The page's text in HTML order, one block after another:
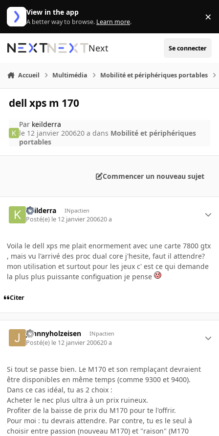
Aller au contenu
View in the app
A better way to browse. Learn more. ×
Next Se connecter
Accueil Multimédia Mobilité et périphériques portables
dell xps m 170
Par keilderra
le 12 janvier 200620 a dans Mobilité et périphériques
portables
Commencer un nouveau sujet
keilderra INpactien
Posté(e) le 12 janvier 200620 a
Voila le dell xps me plait enormement avec une carte 7800 gtx
, mais vu l'arrivé des proc dual core j'hesite, faut il attendre?
mon utilisation et surtout pour les jeux c' est ce qui demande
la plus plus puissante configuation je pense
Citer
johnnyholzeisen INpactien
Posté(e) le 12 janvier 200620 a
Si tout se passe bien. Le M170 et son remplaçant devraient
être disponibles en même temps (comme 9300 et 9400).
Dans ce cas idéal, tu as 2 choix :
Acheter le nec plus ultra à un prix ruineux.
Profiter de la baisse de prix du M170 pour te l'offrir.
Pour moi : tu devrais attendre. Par contre, tu es le seul à
choisir entre passion (nouveau M170) et "raison" (M170